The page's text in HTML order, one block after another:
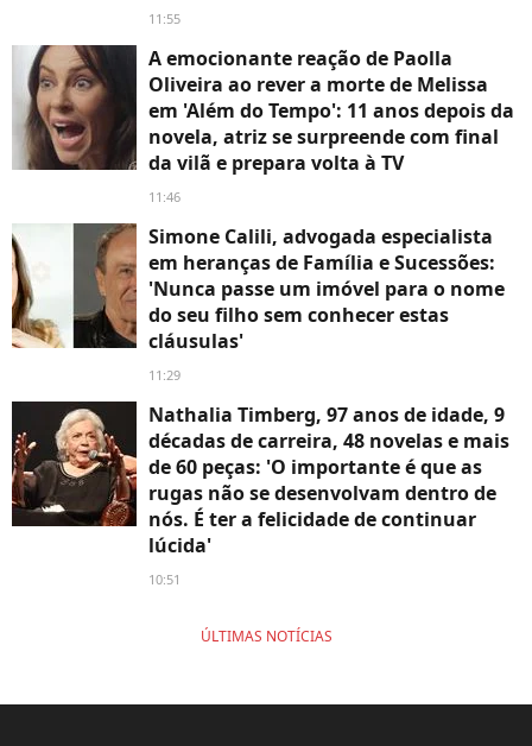
11:55
A emocionante reação de Paolla
Oliveira ao rever a morte de Melissa
em 'Além do Tempo': 11 anos depois da
novela, atriz se surpreende com final
da vilã e prepara volta à TV
11:46
Simone Calili, advogada especialista
em heranças de Família e Sucessões:
'Nunca passe um imóvel para o nome
do seu filho sem conhecer estas
cláusulas'
11:29
Nathalia Timberg, 97 anos de idade, 9
décadas de carreira, 48 novelas e mais
de 60 peças: 'O importante é que as
rugas não se desenvolvam dentro de
nós. É ter a felicidade de continuar
lúcida'
10:51
ÚLTIMAS NOTÍCIAS